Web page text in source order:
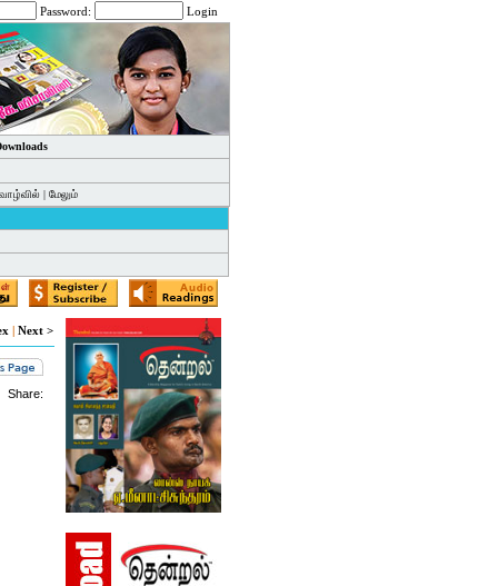
Password: Login
| மேலும்
| Next >
Share: